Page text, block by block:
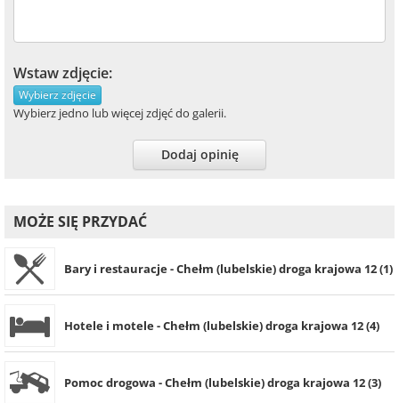
Wstaw zdjęcie:
Wybierz zdjęcie
Wybierz jedno lub więcej zdjęć do galerii.
Dodaj opinię
MOŻE SIĘ PRZYDAĆ
Bary i restauracje - Chełm (lubelskie) droga krajowa 12 (1)
Hotele i motele - Chełm (lubelskie) droga krajowa 12 (4)
Pomoc drogowa - Chełm (lubelskie) droga krajowa 12 (3)